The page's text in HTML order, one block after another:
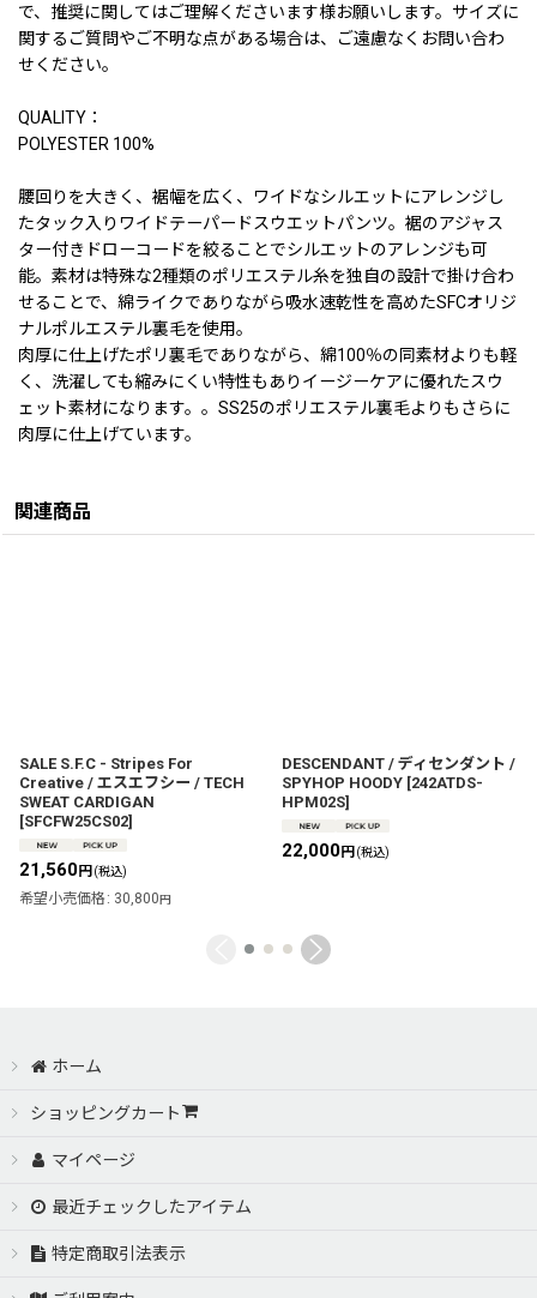
で、推奨に関してはご理解くださいます様お願いします。サイズに
関するご質問やご不明な点がある場合は、ご遠慮なくお問い合わ
せください。
QUALITY：
POLYESTER 100%
腰回りを大きく、裾幅を広く、ワイドなシルエットにアレンジし
たタック入りワイドテーパードスウエットパンツ。裾のアジャス
ター付きドローコードを絞ることでシルエットのアレンジも可
能。素材は特殊な2種類のポリエステル糸を独自の設計で掛け合わ
せることで、綿ライクでありながら吸水速乾性を高めたSFCオリジ
ナルポルエステル裏毛を使用。
肉厚に仕上げたポリ裏毛でありながら、綿100％の同素材よりも軽
く、洗濯しても縮みにくい特性もありイージーケアに優れたスウ
ェット素材になります。。SS25のポリエステル裏毛よりもさらに
肉厚に仕上げています。
関連商品
SALE S.F.C - Stripes For
Creative / エスエフシー / TECH
SWEAT CARDIGAN
[SFCFW25CS02]
21,560円(税込)
希望小売価格 : 30,800円
DESCENDANT / ディセンダント /
SPYHOP HOODY [242ATDS-
HPM02S]
22,000円(税込)
ホーム
ショッピングカート
マイページ
最近チェックしたアイテム
特定商取引法表示